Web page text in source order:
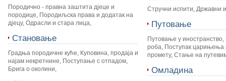
Породично - правна заштита дјеце и
породице, Породиљска права и додатак на
дјецу, Одрасли и стара лица,
Становање
Градња породичне куће, Куповина, продаја и
најам некретнине, Поступање с отпадом,
Брига о околини,
Стручни испити, Државни
Путовање
Путовање у иностранство,
роба, Поступак царињења
промету, Стање на
Омладина